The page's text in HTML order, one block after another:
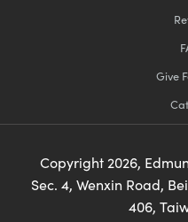
Give
Copyright 2026,
Sec. 4, Wenxin Road,
406,